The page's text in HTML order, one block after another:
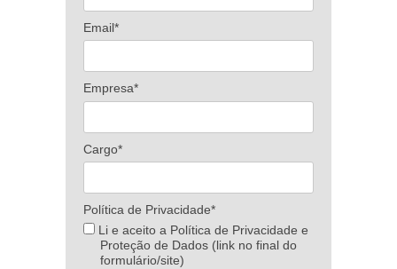
Email*
Empresa*
Cargo*
Política de Privacidade*
Li e aceito a Política de Privacidade e
Proteção de Dados (link no final do
formulário/site)